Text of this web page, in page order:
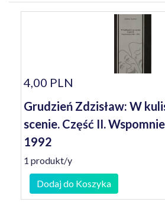
4,00 PLN
Grudzień Zdzisław: W
scenie. Część II.
1992
1 produkt/y
Dodaj do Koszyka